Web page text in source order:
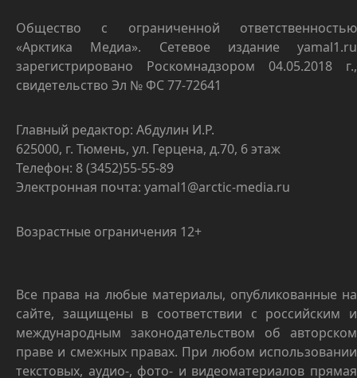
Общество с ограниченной ответственностью
«Арктика Медиа». Сетевое издание yamal1.ru
зарегистрировано Роскомнадзором 04.05.2018 г.,
свидетельство Эл № ФС 77-72641
Главный редактор: Абдулин И.Р.
625000, г. Тюмень, ул. Герцена, д.70, 6 этаж
Телефон: 8 (3452)55-55-89
Электронная почта: yamal1@arctic-media.ru
Возрастные ограничения 12+
Все права на любые материалы, опубликованные на
сайте, защищены в соответствии с российским и
международным законодательством об авторском
праве и смежных правах. При любом использовании
текстовых, аудио-, фото- и видеоматериалов прямая